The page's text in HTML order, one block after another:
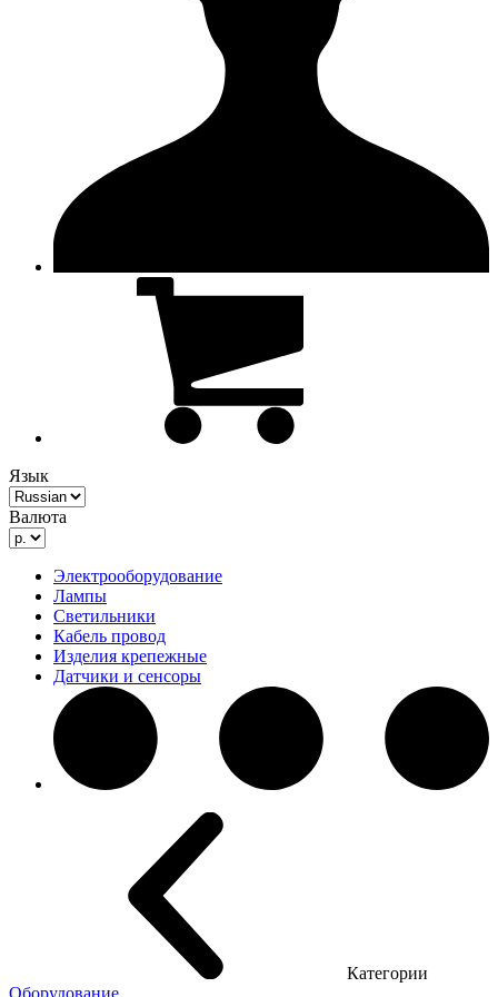
Язык
Валюта
Электрооборудование
Лампы
Светильники
Кабель провод
Изделия крепежные
Датчики и сенсоры
Категории